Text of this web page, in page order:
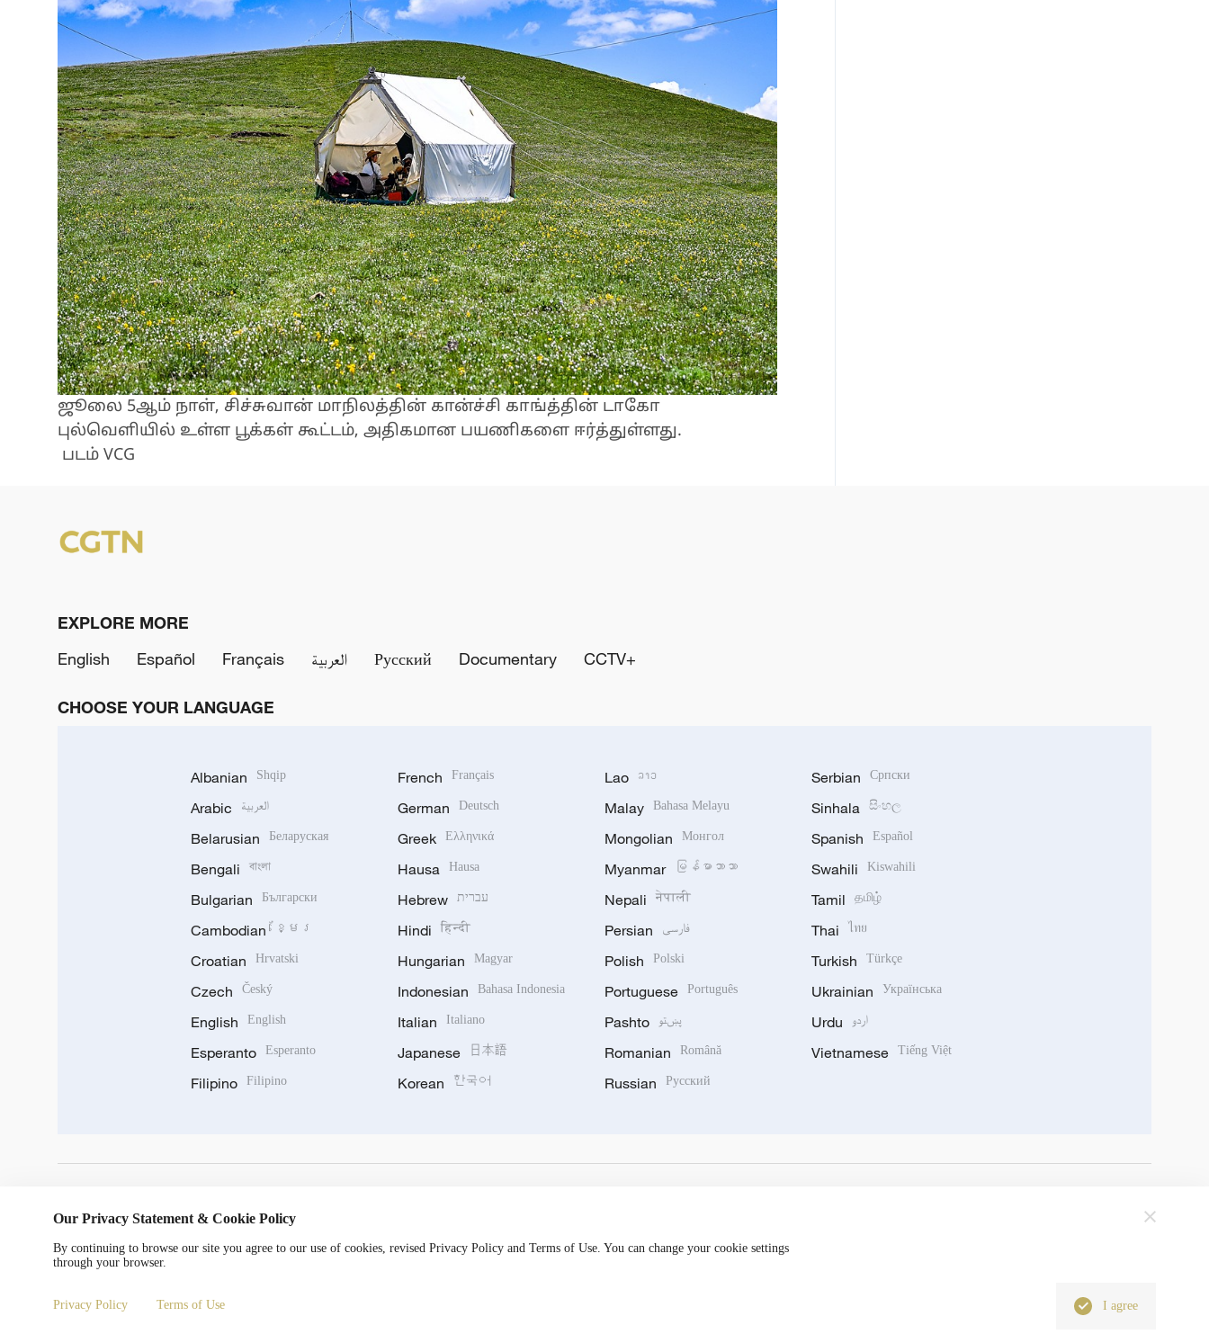
ஜூலை 5ஆம் நாள், சிச்சுவான் மாநிலத்தின் கான்ச்சி காங்த்தின் டாகோ
புல்வெளியில் உள்ள பூக்கள் கூட்டம், அதிகமான பயணிகளை ஈர்த்துள்ளது.
படம் VCG
EXPLORE MORE
English
Español Français العربية Русский Documentary CCTV+
CHOOSE YOUR LANGUAGE
Albanian Shqip
Arabic العربية
Belarusian Беларуская
Bengali বাংলা
Bulgarian Български
Cambodian ខ្មែរ
Croatian Hrvatski
Czech Český
English English
Esperanto Esperanto
Filipino Filipino
French Français
German Deutsch
Greek Ελληνικά
Hausa Hausa
Hebrew עברית
Hindi हिन्दी
Hungarian Magyar
Indonesian Bahasa Indonesia
Italian Italiano
Japanese 日本語
Korean 한국어
Lao ລາວ
Malay Bahasa Melayu
Mongolian Монгол
Myanmar မြန်မာဘာသာ
Nepali नेपाली
Persian فارسی
Polish Polski
Portuguese Português
Pashto پښتو
Romanian Română
Russian Русский
Serbian Српски
Sinhala සිංහල
Spanish Español
Swahili Kiswahili
Tamil தமிழ்
Thai ไทย
Turkish Türkçe
Ukrainian Українська
Urdu اردو
Vietnamese Tiếng Việt
© China Radio International.CRI. All Rights Reserved. 16A Shijingshan Road, Beijing, China. 100040
Our Privacy Statement & Cookie Policy
By continuing to browse our site you agree to our use of cookies, revised Privacy Policy and Terms of Use. You can change your cookie settings
through your browser.
Privacy Policy Terms of Use I agree